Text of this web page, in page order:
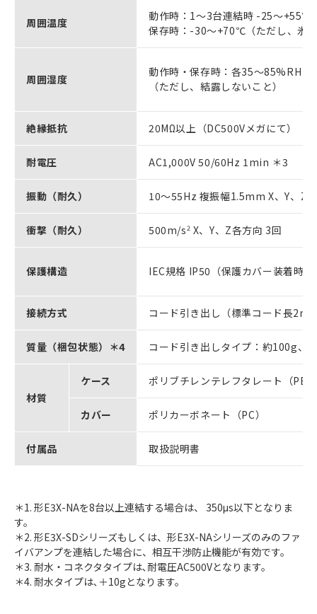
周囲温度
動作時：1～3台連結時 -25～
保存時：-30～+70℃（ただし、氷
周囲湿度
動作時・保存時：各35～85%RH
（ただし、結露しないこと）
絶縁抵抗 20MΩ以上（DC500Vメガにて）
耐電圧 AC1,000V 50/60Hz 1min ＊3
振動（耐久） 10～55Hz 複振幅1.5mm X、Y、Z
衝撃（耐久） 500m/s2 X、Y、Z各方向 3回
保護構造 IEC規格 IP50（保護カバー装着時）
接続方式 コード引き出し（標準コード長2m
質量（梱包状態）＊4 コード引き出しタイプ：約100g、
材質
ケース ポリブチレンテレフタレート（
カバー ポリカーボネート（PC）
付属品 取扱説明書
＊1. 形E3X-NAを8台以上連結する場合は、 350μs以下となりま
す。
＊2. 形E3X-SDシリーズもしくは、形E3X-NAシリーズのみのファ
イバアンプを連結した場合に、相互干渉防止機能が有効です。
＊3. 耐水・コネクタタイプは､耐電圧AC500Vとなります。
＊4. 耐水タイプは､＋10gとなります。